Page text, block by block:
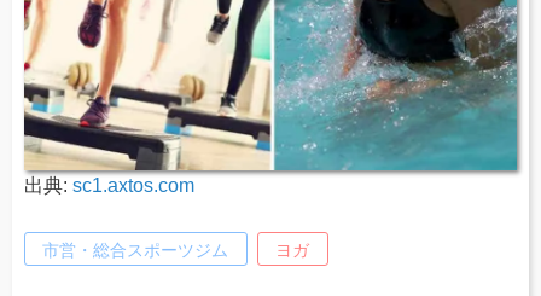
出典: sc1.axtos.com
市営・総合スポーツジム ヨガ